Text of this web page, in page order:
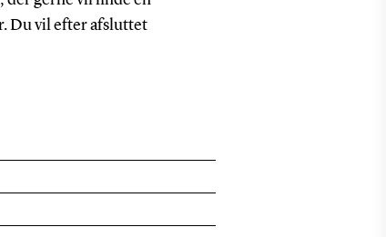
Du vil efter afsluttet